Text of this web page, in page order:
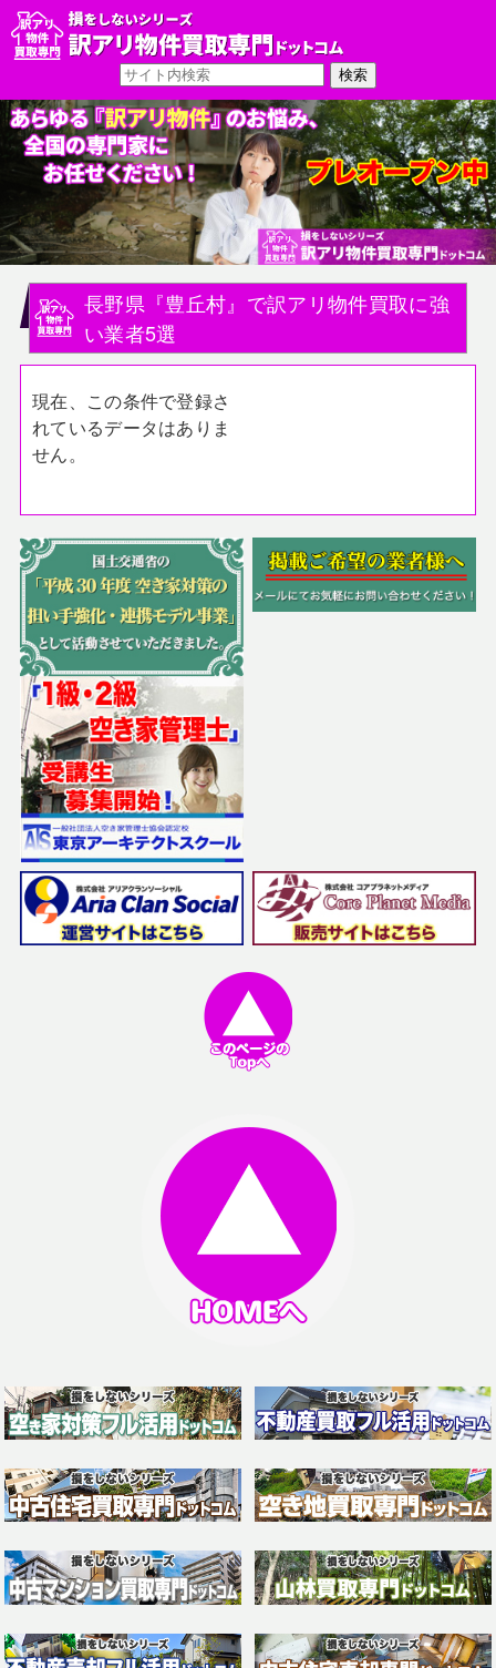
長野県『豊丘村』で訳アリ物件買取に強
い業者5選
現在、この条件で登録さ
れているデータはありま
せん。